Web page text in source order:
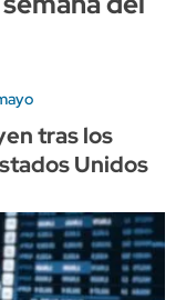
tras los
Unidos